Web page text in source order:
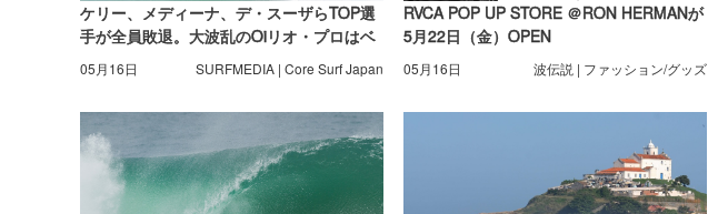
ケリー、メディーナ、デ・スーザらTOP選
手が全員敗退。大波乱のOiリオ・プロはベ
スト8決定
05月16日 SURFMEDIA | Core Surf Japan
RVCA POP UP STORE ＠RON HERMANが
5月22日（金）OPEN
05月16日 波伝説 | ファッション/グッズ